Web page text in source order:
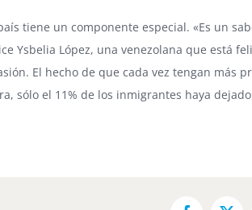
tiene un componente especial. «Es un
Ysbelia López, una venezolana que está
El hecho de que cada vez tengan más
sólo el 11% de los inmigrantes haya